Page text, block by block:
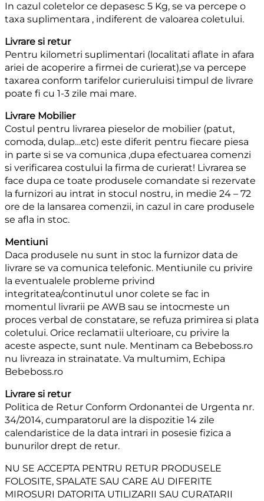
In cazul coletelor ce depasesc 5 Kg, se va percepe o
taxa suplimentara , indiferent de valoarea coletului.
Livrare si retur
Pentru kilometri suplimentari (localitati aflate in afara
ariei de acoperire a firmei de curierat),se va percepe
taxarea conform tarifelor curieruluisi timpul de livrare
poate fi cu 1-3 zile mai mare.
Livrare Mobilier
Costul pentru livrarea pieselor de mobilier (patut,
comoda, dulap…etc) este diferit pentru fiecare piesa
in parte si se va comunica ,dupa efectuarea comenzi
si verificarea costului la firma de curierat! Livrarea se
face dupa ce toate produsele comandate si rezervate
la furnizori au intrat in stocul nostru, in medie 24 – 72
ore de la lansarea comenzii, in cazul in care produsele
se afla in stoc.
Mentiuni
Daca produsele nu sunt in stoc la furnizor data de
livrare se va comunica telefonic. Mentiunile cu privire
la eventualele probleme privind
integritatea/continutul unor colete se fac in
momentul livrarii pe AWB sau se intocmeste un
proces verbal de constatare, se refuza primirea si plata
coletului. Orice reclamatii ulterioare, cu privire la
aceste aspecte, sunt nule. Mentinam ca Bebeboss.ro
nu livreaza in strainatate. Va multumim, Echipa
Bebeboss.ro
Livrare si retur
Politica de Retur Conform Ordonantei de Urgenta nr.
34/2014, cumparatorul are la dispozitie 14 zile
calendaristice de la data intrari in posesie fizica a
bunurilor drept de retur.
NU SE ACCEPTA PENTRU RETUR PRODUSELE
FOLOSITE, SPALATE SAU CARE AU DIFERITE
MIROSURI DATORITA UTILIZARII SAU CURATARII